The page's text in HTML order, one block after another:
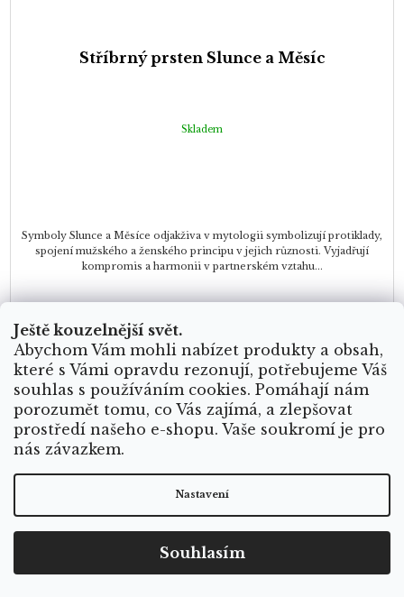
Ještě kouzelnější svět.
Abychom Vám mohli nabízet produkty a obsah,
které s Vámi opravdu rezonují, potřebujeme Váš
souhlas s používáním cookies. Pomáhají nám
porozumět tomu, co Vás zajímá, a zlepšovat
prostředí našeho e-shopu. Vaše soukromí je pro
nás závazkem.
Nastavení
Souhlasím
Stříbrný prsten Slunce a Měsíc
Skladem
Symboly Slunce a Měsíce odjakživa v mytologii symbolizují protiklady,
spojení mužského a ženského principu v jejich různosti. Vyjadřují
kompromis a harmonii v partnerském vztahu...